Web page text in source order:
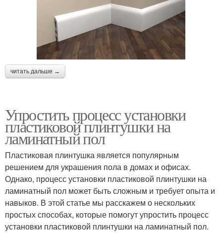
читать дальше →
Упростить процесс установки
пластиковой плинтушки на
ламинатный пол
Пластиковая плинтушка является популярным
решением для украшения пола в домах и офисах.
Однако, процесс установки пластиковой плинтушки на
ламинатный пол может быть сложным и требует опыта и
навыков. В этой статье мы расскажем о нескольких
простых способах, которые помогут упростить процесс
установки пластиковой плинтушки на ламинатный пол.